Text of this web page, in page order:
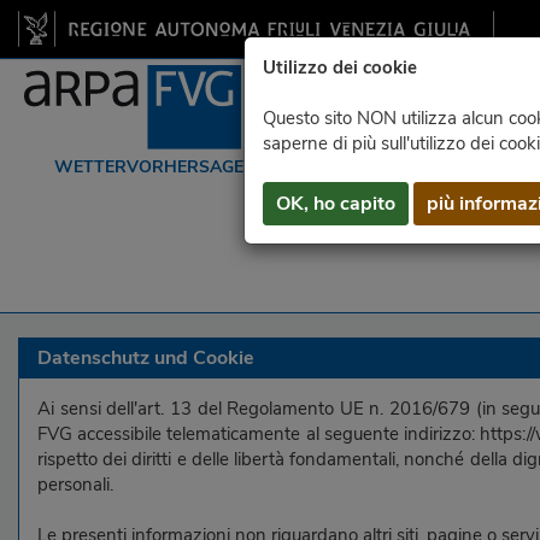
Utilizzo dei cookie
Questo sito NON utilizza alcun
saperne di più sull'utilizzo dei
OK, ho capito più
WETTERVORHERSAGEN
Datenschutz und Cookie
Ai sensi dell'art. 13 del Regolamento UE n. 2016/679 (in
FVG accessibile telematicamente al seguente indirizzo:
rispetto dei diritti e delle libertà fondamentali, nonché della
personali.
Le presenti informazioni non riguardano altri siti, pagine o